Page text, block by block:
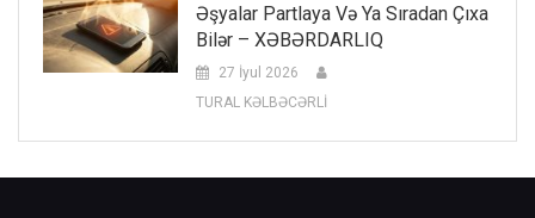
Əşyalar Partlaya Və Ya Sıradan Çıxa
Bilər – XƏBƏRDARLIQ
27 İyul 2026
TURAL KƏLBƏCƏRLİ